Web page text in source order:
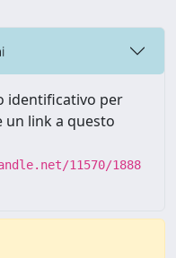
identificativo per
un link a questo
11570/1888